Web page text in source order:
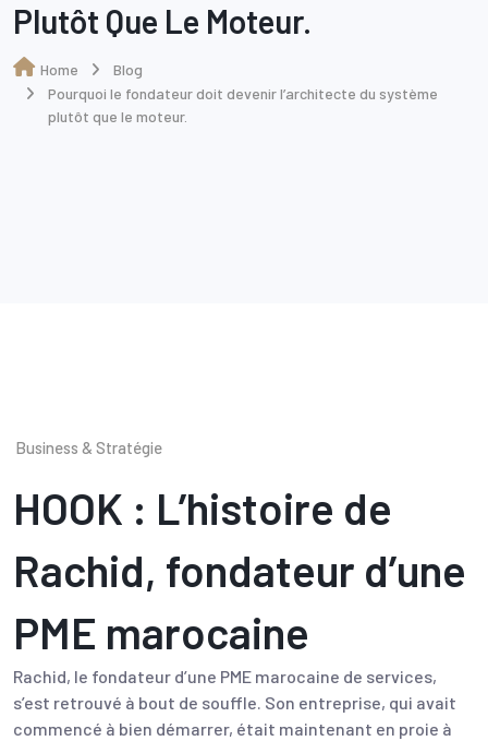
Plutôt Que Le Moteur.
Home
Blog
Pourquoi le fondateur doit devenir l’architecte du système
plutôt que le moteur.
Business & Stratégie
HOOK : L’histoire de
Rachid, fondateur d’une
PME marocaine
Rachid, le fondateur d’une PME marocaine de services,
s’est retrouvé à bout de souffle. Son entreprise, qui avait
commencé à bien démarrer, était maintenant en proie à